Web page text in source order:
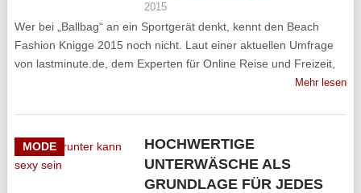
2015
Wer bei „Ballbag“ an ein Sportgerät denkt, kennt den Beach
Fashion Knigge 2015 noch nicht. Laut einer aktuellen Umfrage
von lastminute.de, dem Experten für Online Reise und Freizeit,
Mehr lesen
MODE
HOCHWERTIGE
UNTERWÄSCHE ALS
GRUNDLAGE FÜR JEDES